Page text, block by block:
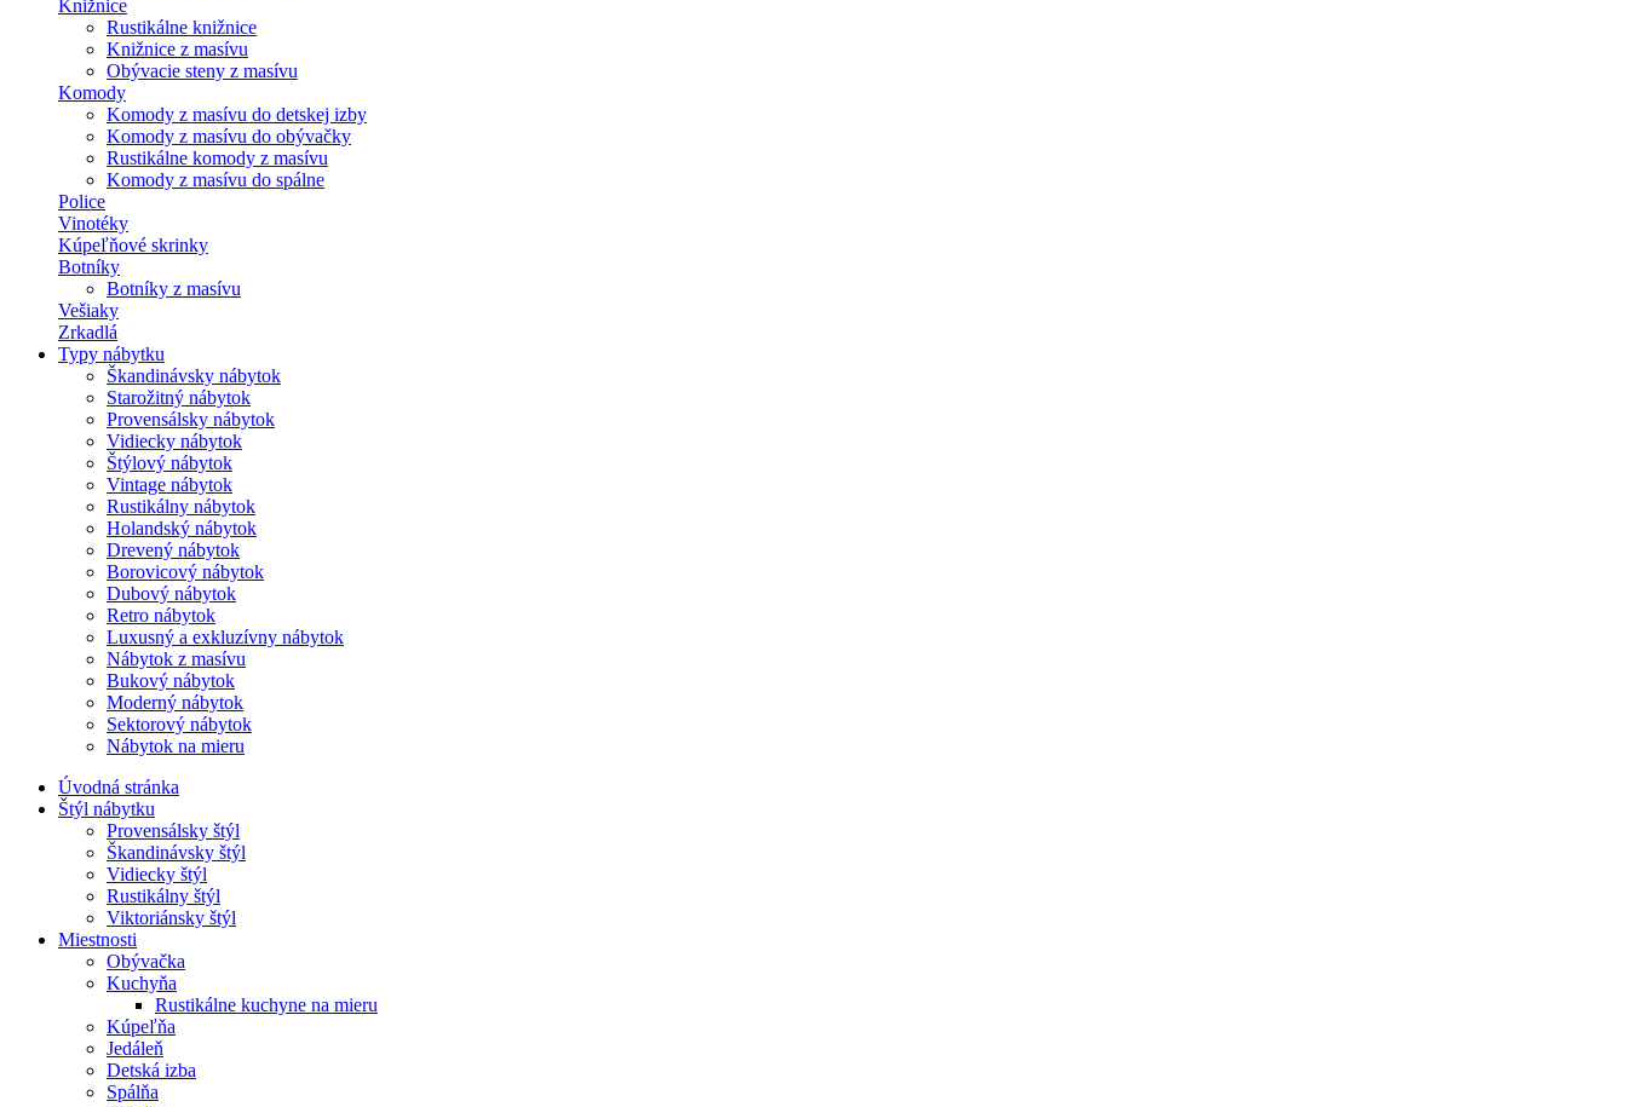
Knižnice
Rustikálne knižnice
Knižnice z masívu
Obývacie steny z masívu
Komody
Komody z masívu do detskej izby
Komody z masívu do obývačky
Rustikálne komody z masívu
Komody z masívu do spálne
Police
Vinotéky
Kúpeľňové skrinky
Botníky
Botníky z masívu
Vešiaky
Zrkadlá
Typy nábytku
Škandinávsky nábytok
Starožitný nábytok
Provensálsky nábytok
Vidiecky nábytok
Štýlový nábytok
Vintage nábytok
Rustikálny nábytok
Holandský nábytok
Drevený nábytok
Borovicový nábytok
Dubový nábytok
Retro nábytok
Luxusný a exkluzívny nábytok
Nábytok z masívu
Bukový nábytok
Moderný nábytok
Sektorový nábytok
Nábytok na mieru
Úvodná stránka
Štýl nábytku
Provensálsky štýl
Škandinávsky štýl
Vidiecky štýl
Rustikálny štýl
Viktoriánsky štýl
Miestnosti
Obývačka
Kuchyňa
Rustikálne kuchyne na mieru
Kúpeľňa
Jedáleň
Detská izba
Spálňa